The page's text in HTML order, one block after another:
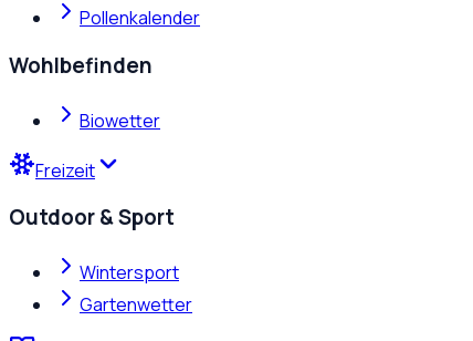
Pollenkalender
Wohlbefinden
Biowetter
Freizeit
Outdoor & Sport
Wintersport
Gartenwetter